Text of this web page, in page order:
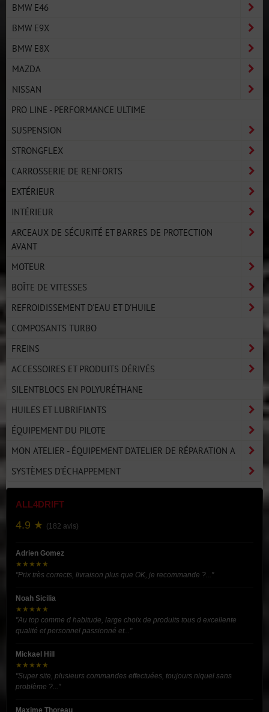
BMW E46
BMW E9X
BMW E8X
MAZDA
NISSAN
PRO LINE - PERFORMANCE ULTIME
SUSPENSION
STRONGFLEX
CARROSSERIE DE RENFORTS
EXTÉRIEUR
INTÉRIEUR
ARCEAUX DE SÉCURITÉ ET BARRES DE PROTECTION
AVANT
MOTEUR
BOÎTE DE VITESSES
REFROIDISSEMENT D'EAU ET D'HUILE
COMPOSANTS TURBO
FREINS
ACCESSOIRES ET PRODUITS DÉRIVÉS
SILENTBLOCS EN POLYURÉTHANE
HUILES ET LUBRIFIANTS
ÉQUIPEMENT DU PILOTE
MON ATELIER - ÉQUIPEMENT D'ATELIER DE RÉPARATION A
SYSTÈMES D'ÉCHAPPEMENT
ALL4DRIFT
4.9 ★ (182 avis)
Adrien Gomez
★★★★★
"Prix très corrects, livraison plus que OK, je recommande ?..."
Noah Sicilia
★★★★★
"Au top comme d habitude, large choix de produits tous d excellente
qualité et personnel passionné et..."
Mickael Hill
★★★★★
"Super site, plusieurs commandes effectuées, toujours niquel sans
problème ?..."
Maxime Thoreau